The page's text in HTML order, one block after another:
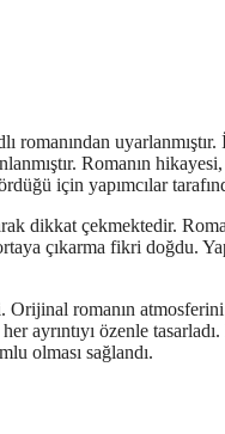
Romanın
için yapımcılar
dikkat çekmektedir.
çıkarma fikri doğdu.
romanın
ayrıntıyı özenle
olması sağlandı.